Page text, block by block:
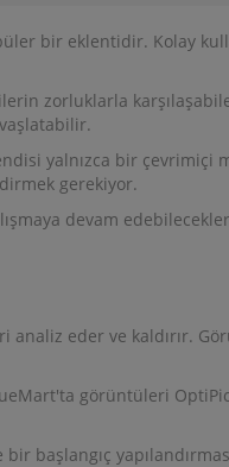
bir eklentidir. Kolay
zorluklarla
yalnızca bir çevrimiçi
gerekiyor.
devam
eder ve kaldırır.
görüntüleri OptiPic
başlangıç